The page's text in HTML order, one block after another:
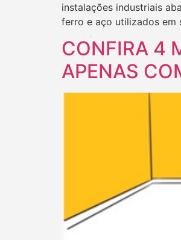
instalações industriais
ferro e aço utilizados em
CONFIRA 4
APENAS